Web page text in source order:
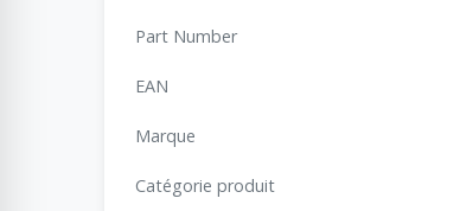
Part Number
EAN
Marque
Catégorie produit